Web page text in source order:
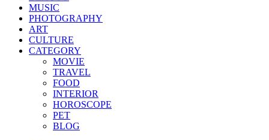
MUSIC
PHOTOGRAPHY
ART
CULTURE
CATEGORY
MOVIE
TRAVEL
FOOD
INTERIOR
HOROSCOPE
PET
BLOG